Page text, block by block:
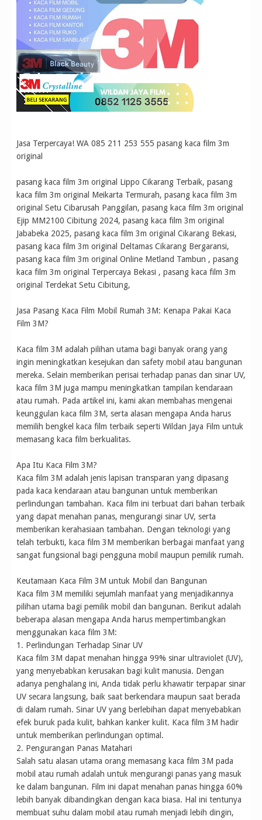
Jasa Terpercaya! WA 085 211 253 555 pasang kaca film 3m
original
pasang kaca film 3m original Lippo Cikarang Terbaik, pasang
kaca film 3m original Meikarta Termurah, pasang kaca film 3m
original Setu Cibarusah Panggilan, pasang kaca film 3m original
Ejip MM2100 Cibitung 2024, pasang kaca film 3m original
Jababeka 2025, pasang kaca film 3m original Cikarang Bekasi,
pasang kaca film 3m original Deltamas Cikarang Bergaransi,
pasang kaca film 3m original Online Metland Tambun , pasang
kaca film 3m original Terpercaya Bekasi , pasang kaca film 3m
original Terdekat Setu Cibitung,
Jasa Pasang Kaca Film Mobil Rumah 3M: Kenapa Pakai Kaca
Film 3M?
Kaca film 3M adalah pilihan utama bagi banyak orang yang
ingin meningkatkan kesejukan dan safety mobil atau bangunan
mereka. Selain memberikan perisai terhadap panas dan sinar UV,
kaca film 3M juga mampu meningkatkan tampilan kendaraan
atau rumah. Pada artikel ini, kami akan membahas mengenai
keunggulan kaca film 3M, serta alasan mengapa Anda harus
memilih bengkel kaca film terbaik seperti Wildan Jaya Film untuk
memasang kaca film berkualitas.
Apa Itu Kaca Film 3M?
Kaca film 3M adalah jenis lapisan transparan yang dipasang
pada kaca kendaraan atau bangunan untuk memberikan
perlindungan tambahan. Kaca film ini terbuat dari bahan terbaik
yang dapat menahan panas, mengurangi sinar UV, serta
memberikan kerahasiaan tambahan. Dengan teknologi yang
telah terbukti, kaca film 3M memberikan berbagai manfaat yang
sangat fungsional bagi pengguna mobil maupun pemilik rumah.
Keutamaan Kaca Film 3M untuk Mobil dan Bangunan
Kaca film 3M memiliki sejumlah manfaat yang menjadikannya
pilihan utama bagi pemilik mobil dan bangunan. Berikut adalah
beberapa alasan mengapa Anda harus mempertimbangkan
menggunakan kaca film 3M:
1. Perlindungan Terhadap Sinar UV
Kaca film 3M dapat menahan hingga 99% sinar ultraviolet (UV),
yang menyebabkan kerusakan bagi kulit manusia. Dengan
adanya penghalang ini, Anda tidak perlu khawatir terpapar sinar
UV secara langsung, baik saat berkendara maupun saat berada
di dalam rumah. Sinar UV yang berlebihan dapat menyebabkan
efek buruk pada kulit, bahkan kanker kulit. Kaca film 3M hadir
untuk memberikan perlindungan optimal.
2. Pengurangan Panas Matahari
Salah satu alasan utama orang memasang kaca film 3M pada
mobil atau rumah adalah untuk mengurangi panas yang masuk
ke dalam bangunan. Film ini dapat menahan panas hingga 60%
lebih banyak dibandingkan dengan kaca biasa. Hal ini tentunya
membuat suhu dalam mobil atau rumah menjadi lebih dingin,